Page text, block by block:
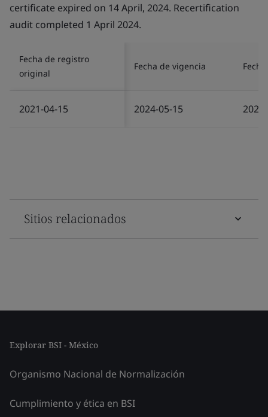
certificate expired on 14 April, 2024. Recertification
audit completed 1 April 2024.
Fecha de registro
original
Fecha de vigencia
2021-04-15 2024-05-15
Sitios relacionados
Explorar BSI - México
Organismo Nacional de Normalización
Cumplimiento y ética en BSI